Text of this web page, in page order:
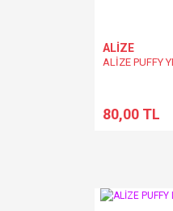
ALİZE
ALİZE PUFFY
80,00 TL